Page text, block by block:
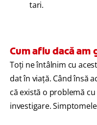
tari.
Cum aflu dacă am
Toţi ne întâlnim cu
dat în viaţă. Când însă
că există o problemă
investigare.